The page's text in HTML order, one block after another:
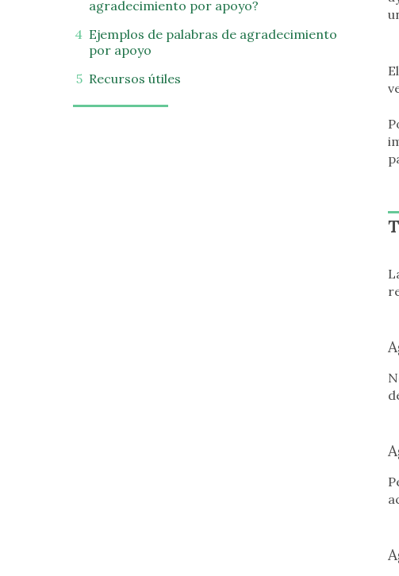
agradecimiento por apoyo?
Ejemplos de palabras de agradecimiento
por apoyo
Recursos útiles